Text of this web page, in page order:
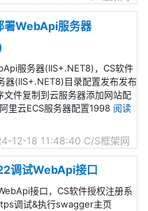
署WebApi服务器
服务器(IIS+.NET8)，CS软件
器(IIS+.NET8)目录配置发布发布
件复制到云服务器添加网站配
里云ECS服务器配置1998 阅读
12-18 11:48:40 C/S框架网
调试WebApi接口
接口，CS软件授权注册系
调试&执行swagger主页